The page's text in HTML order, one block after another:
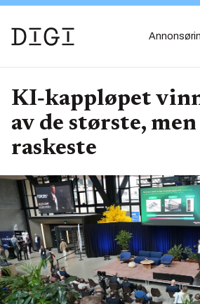
KI‑kappløpet
av de største, men
raskeste